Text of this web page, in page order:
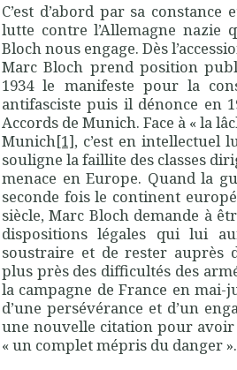
C’est d’abord par sa
lutte contre l’Allemagne nazie
Bloch nous engage. Dès
Marc Bloch prend position
1934 le manifeste pour la
antifasciste puis il dénonce en
Accords de Munich. Face à « la
Munich[1], c’est en intellectuel
souligne la faillite des classes
menace en Europe. Quand la
seconde fois le continent
siècle, Marc Bloch demande à
dispositions légales qui lui
soustraire et de rester auprès
plus près des difficultés des
la campagne de France en
d’une persévérance et d’un
une nouvelle citation pour avoir
« un complet mépris du danger ».